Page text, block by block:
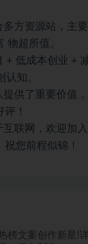
方资源站，主
物超所值。
+ 低成本创业 +
认知。
供了重要价值
！
联网，欢迎加
您前程似锦！
榜文案创作新星!